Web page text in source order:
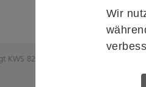
Wir
KWS 82.8405.00012.8811